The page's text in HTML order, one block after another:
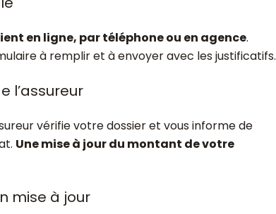
en ligne, par téléphone ou en agence.
à remplir et à envoyer avec les justificatifs.
l’assureur
vérifie votre dossier et vous informe de
Une mise à jour du montant de votre
mise à jour